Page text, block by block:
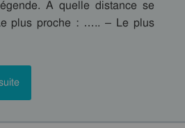
A quelle distance se
plus proche : ….. – Le plus